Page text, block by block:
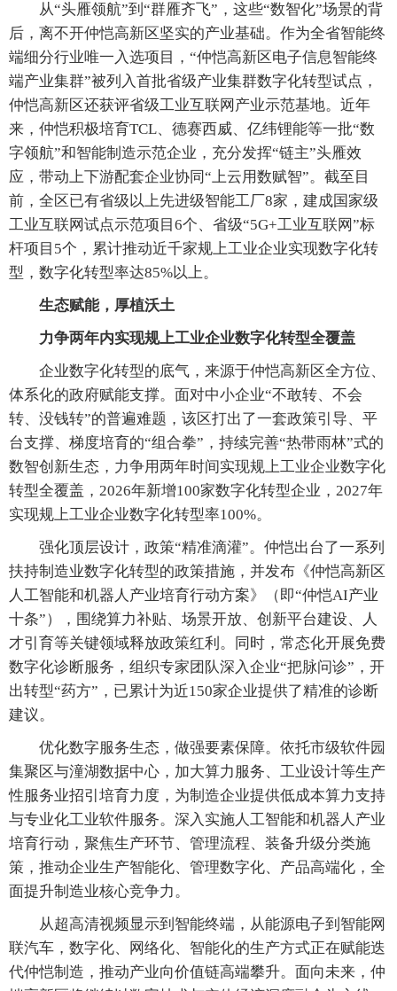
从“头雁领航”到“群雁齐飞”，这些“数智化”场景的背
后，离不开仲恺高新区坚实的产业基础。作为全省智能终
端细分行业唯一入选项目，“仲恺高新区电子信息智能终
端产业集群”被列入首批省级产业集群数字化转型试点，
仲恺高新区还获评省级工业互联网产业示范基地。近年
来，仲恺积极培育TCL、德赛西威、亿纬锂能等一批“数
字领航”和智能制造示范企业，充分发挥“链主”头雁效
应，带动上下游配套企业协同“上云用数赋智”。截至目
前，全区已有省级以上先进级智能工厂8家，建成国家级
工业互联网试点示范项目6个、省级“5G+工业互联网”标
杆项目5个，累计推动近千家规上工业企业实现数字化转
型，数字化转型率达85%以上。
生态赋能，厚植沃土
力争两年内实现规上工业企业数字化转型全覆盖
企业数字化转型的底气，来源于仲恺高新区全方位、
体系化的政府赋能支撑。面对中小企业“不敢转、不会
转、没钱转”的普遍难题，该区打出了一套政策引导、平
台支撑、梯度培育的“组合拳”，持续完善“热带雨林”式的
数智创新生态，力争用两年时间实现规上工业企业数字化
转型全覆盖，2026年新增100家数字化转型企业，2027年
实现规上工业企业数字化转型率100%。
强化顶层设计，政策“精准滴灌”。仲恺出台了一系列
扶持制造业数字化转型的政策措施，并发布《仲恺高新区
人工智能和机器人产业培育行动方案》（即“仲恺AI产业
十条”），围绕算力补贴、场景开放、创新平台建设、人
才引育等关键领域释放政策红利。同时，常态化开展免费
数字化诊断服务，组织专家团队深入企业“把脉问诊”，开
出转型“药方”，已累计为近150家企业提供了精准的诊断
建议。
优化数字服务生态，做强要素保障。依托市级软件园
集聚区与潼湖数据中心，加大算力服务、工业设计等生产
性服务业招引培育力度，为制造企业提供低成本算力支持
与专业化工业软件服务。深入实施人工智能和机器人产业
培育行动，聚焦生产环节、管理流程、装备升级分类施
策，推动企业生产智能化、管理数字化、产品高端化，全
面提升制造业核心竞争力。
从超高清视频显示到智能终端，从能源电子到智能网
联汽车，数字化、网络化、智能化的生产方式正在赋能迭
代仲恺制造，推动产业向价值链高端攀升。面向未来，仲